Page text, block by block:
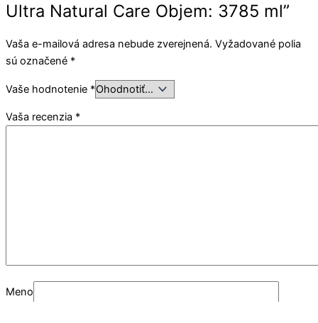
Ultra Natural Care Objem: 3785 ml”
Vaša e-mailová adresa nebude zverejnená. Vyžadované polia
sú označené *
Vaše hodnotenie *
Vaša recenzia *
Meno